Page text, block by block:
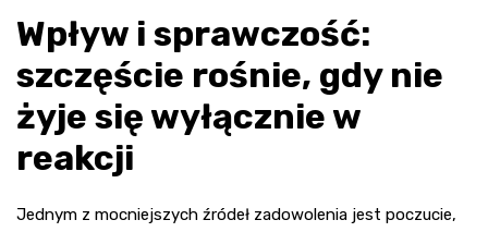
Wpływ i sprawczość:
szczęście rośnie, gdy nie
żyje się wyłącznie w
reakcji
Jednym z mocniejszych źródeł zadowolenia jest poczucie,